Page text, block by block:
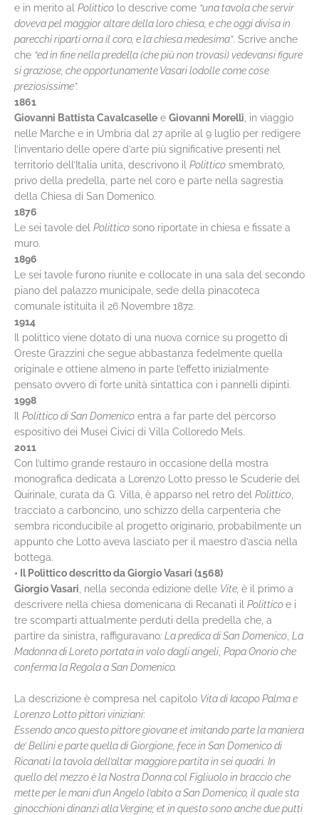
e in merito al Polittico lo descrive come “una tavola che servir
doveva pel maggior altare della loro chiesa, e che oggi divisa in
parecchi riparti orna il coro, e la chiesa medesima”. Scrive anche
che “ed in fine nella predella (che più non trovasi) vedevansi figure
si graziose, che opportunamente Vasari lodolle come cose
preziosissime”.
1861
Giovanni Battista Cavalcaselle e Giovanni Morelli , in viaggio
nelle Marche e in Umbria dal 27 aprile al 9 luglio per redigere
l’inventario delle opere d’arte più significative presenti nel
territorio dell’Italia unita, descrivono il Polittico smembrato,
privo della predella, parte nel coro e parte nella sagrestia
della Chiesa di San Domenico.
1876
Le sei tavole del Polittico sono riportate in chiesa e fissate a
muro.
1896
Le sei tavole furono riunite e collocate in una sala del secondo
piano del palazzo municipale, sede della pinacoteca
comunale istituita il 26 Novembre 1872.
1914
Il polittico viene dotato di una nuova cornice su progetto di
Oreste Grazzini che segue abbastanza fedelmente quella
originale e ottiene almeno in parte l’effetto inizialmente
pensato ovvero di forte unità sintattica con i pannelli dipinti.
1998
Il Polittico di San Domenico entra a far parte del percorso
espositivo dei Musei Civici di Villa Colloredo Mels.
2011
Con l’ultimo grande restauro in occasione della mostra
monografica dedicata a Lorenzo Lotto presso le Scuderie del
Quirinale, curata da G. Villa, è apparso nel retro del Polittico
tracciato a carboncino, uno schizzo della carpenteria che
sembra riconducibile al progetto originario, probabilmente un
appunto che Lotto aveva lasciato per il maestro d’ascia nella
bottega.
• Il Polittico descritto da Giorgio Vasari (1568)
Giorgio Vasari , nella seconda edizione delle Vite, è il primo a
descrivere nella chiesa domenicana di Recanati il Politticoe i
tre scomparti attualmente perduti della predella che, a
partire da sinistra, raffiguravano: La predica di San Domenico La
Madonna di Loreto portata in volo dagli angeli Papa Onorio che
conferma la Regola a San Domenico.
La descrizione è compresa nel capitolo Vita di Iacopo Palma e
Lorenzo Lotto pittori viniziani:
Essendo anco questo pittore giovane et imitando parte la maniera
de’ Bellini e parte quella di Giorgione, fece in San Domenico di
Ricanati la tavola dell’altar maggiore partita in sei quadri. In
quello del mezzo è la Nostra Donna col Figliuolo in braccio che
mette per le mani d’un Angelo l’abito a San Domenico, il quale sta
ginocchioni dinanzi alla Vergine; et in questo sono anche due putti